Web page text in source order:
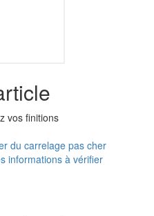
vos finitions
du carrelage pas cher
informations à vérifier